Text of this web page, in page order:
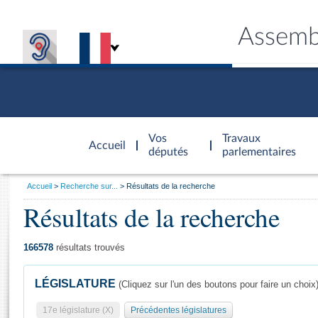
Accueil
d'accueil
Vos
députés
Travaux
parlementaires
Général
Vous
Accueil Recherche sur... Résultats de la recherche
Résultats de la recherche
166578 résultats trouvés
LÉGISLATURE (Cliquez sur l'un des boutons pour faire un choix)
17e législature (X) Précédentes législatures